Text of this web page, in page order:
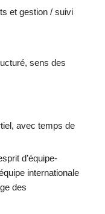
et gestion / suivi
sens des
avec temps de
d’équipe-
internationale
des